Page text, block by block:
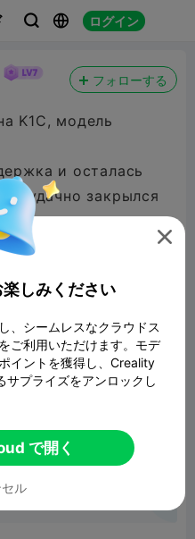
  ログイン
フォローする
K1C, модель
и осталась
удачно закрылся
решение оставить

しみください
、シームレスなクラウドス
ご利用いただけます。モデ
イントを獲得し、Creality
プライズをアンロックし
で開く
ル